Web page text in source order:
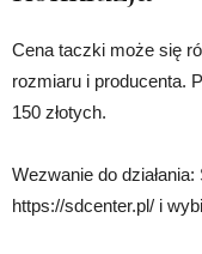
Cena taczki może się
rozmiaru i producenta.
150 złotych.
Wezwanie do
https://sdcenter.pl/ i